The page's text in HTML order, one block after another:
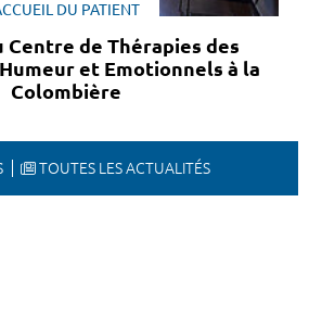
DU PATIENT
Centre de Thérapies des
et Emotionnels à la
Colombière
TOUTES LES ACTUALITÉS